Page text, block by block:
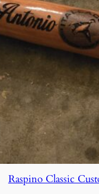
Raspino Classic